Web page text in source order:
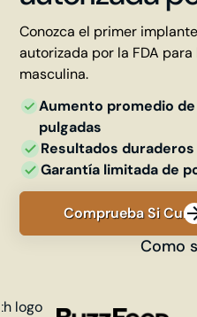
Conozca el primer
autorizada por la FDA
masculina.
Aumento promedio
pulgadas
Resultados duraderos
Garantía limitada de
Comprueba Si
Como